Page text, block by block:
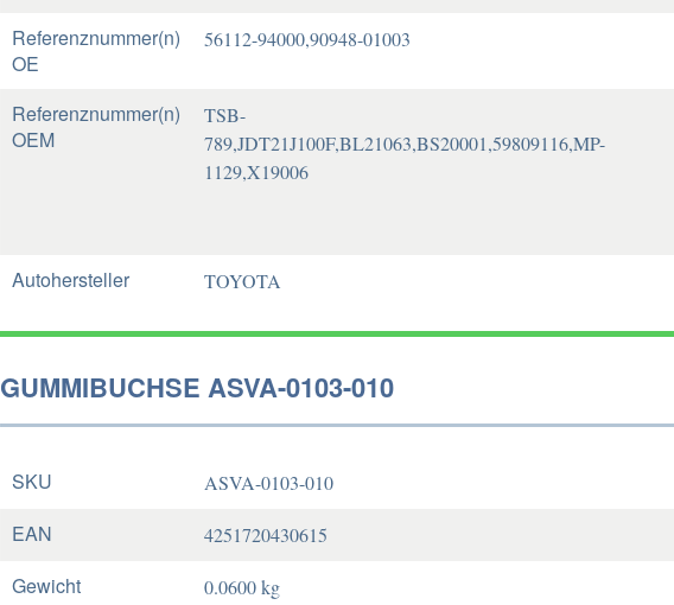
Referenznummer(n)
OE
56112-94000,90948-01003
Referenznummer(n)
OEM
TSB-
789,JDT21J100F,BL21063,BS20001,59809116,MP-
1129,X19006
Autohersteller TOYOTA
GUMMIBUCHSE ASVA-0103-010
SKU ASVA-0103-010
EAN 4251720430615
Gewicht 0.0600 kg